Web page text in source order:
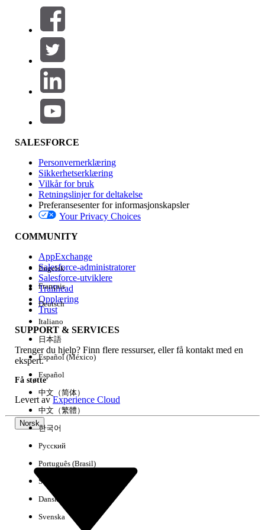
Filtre (0)
VELG FILTRE
Produktområde
Funksjonsinnvirkning
Utgave
Erfaring
Fjern alle Utført
SALESFORCE
Personvernerklæring
Sikkerhetserklæring
Vilkår for bruk
Retningslinjer for deltakelse
Preferansesenter for informasjonskapsler
Your Privacy Choices
COMMUNITY
AppExchange
Salesforce-administratorer
Salesforce-utviklere
Trailhead
Opplæring
Trust
SUPPORT & SERVICES
Trenger du hjelp? Finn flere ressurser, eller få kontakt med en
ekspert.
Få støtte
Levert avExperience Cloud
Norsk
Engelsk
Français
Deutsch
Italiano
日本語
Español (México)
Español
中文（简体）
中文（繁體）
한국어
Русский
Português (Brasil)
Suomi
Dansk
Svenska